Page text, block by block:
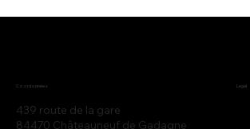
439 route de la gare
84470 Châteauneuf de Gadagne
Coordonnées Legal